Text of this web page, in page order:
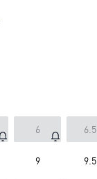
6 6.5
9 9.5